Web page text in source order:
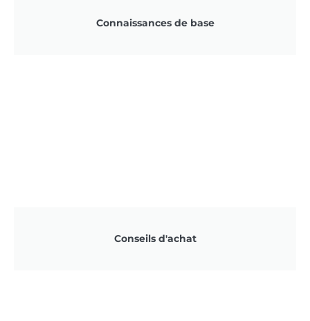
Connaissances de base
Conseils d'achat